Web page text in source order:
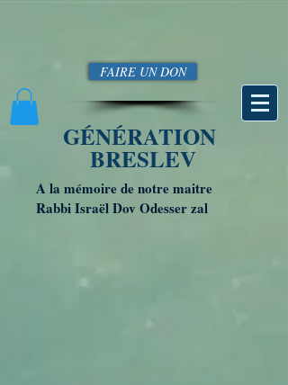
FAIRE UN DON
GÉNÉRATION
BRESLEV
A la mémoire de notre maitre
Rabbi Israël Dov Odesser zal